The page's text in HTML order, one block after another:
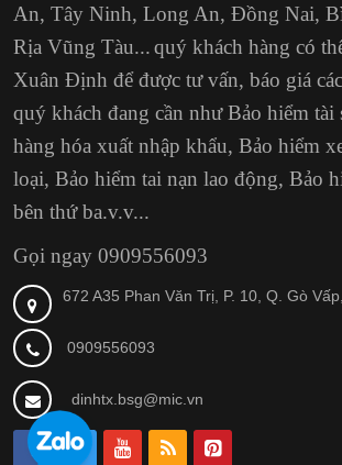
An, Tây Ninh, Long An, Đồng Nai,
Rịa Vũng Tàu...quý khách hàng có
Xuân Định để được tư vấn, báo giá
quý khách đang cần như Bảo hiểm tài
hàng hóa xuất nhập khẩu, Bảo hiểm
loại, Bảo hiểm tai nạn lao động, Bảo
bên thứ ba.v.v...
Gọi ngay 0909556093
672 A35 Phan Văn Trị, P. 10, Q. Gò
0909556093
dinhtx.bsg@mic.vn